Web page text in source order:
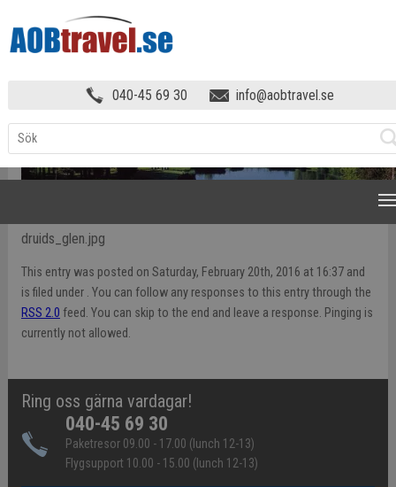
040-45 69 30 info@aobtravel.se
druids_glen.jpg
This entry was posted on Saturday, February 20th, 2016 at 16:37 and
is filed under . You can follow any responses to this entry through the
RSS 2.0 feed. You can skip to the end and leave a response. Pinging is
currently not allowed.
Ring oss gärna vardagar!
040-45 69 30
Paketresor 09.00 - 17.00 (lunch 12-13)
Flygsupport 10.00 - 15.00 (lunch 12-13)